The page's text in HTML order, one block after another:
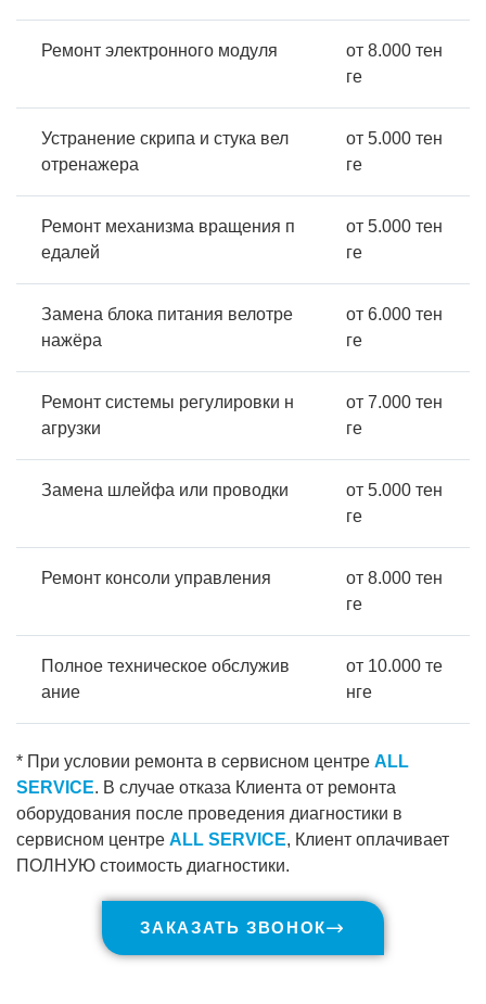
Ремонт электронного модуля
от 8.000 тен
ге
Устранение скрипа и стука вел
отренажера
от 5.000 тен
ге
Ремонт механизма вращения п
едалей
от 5.000 тен
ге
Замена блока питания велотре
нажёра
от 6.000 тен
ге
Ремонт системы регулировки н
агрузки
от 7.000 тен
ге
Замена шлейфа или проводки
от 5.000 тен
ге
Ремонт консоли управления
от 8.000 тен
ге
Полное техническое обслужив
ание
от 10.000 те
нге
* При условии ремонта в сервисном центре ALL
SERVICE. В случае отказа Клиента от ремонта
оборудования после проведения диагностики в
сервисном центре ALL SERVICE, Клиент оплачивает
ПОЛНУЮ стоимость диагностики.
ЗАКАЗАТЬ ЗВОНОК